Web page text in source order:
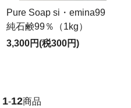
Pure Soap si・emina99
純石鹸99％（1kg）
3,300円(税300円)
1-12商品